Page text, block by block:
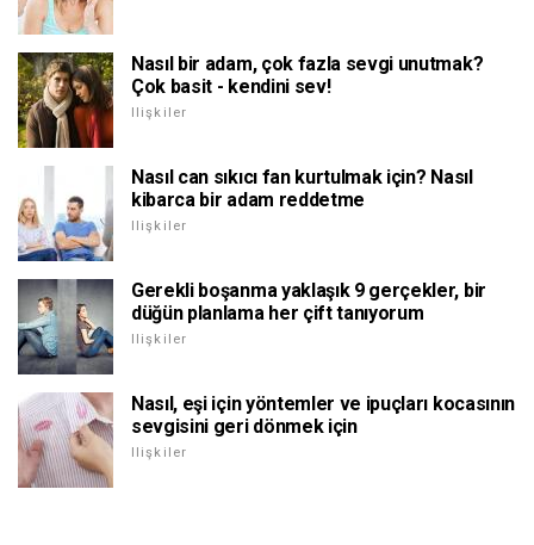
Nasıl bir adam, çok fazla sevgi unutmak?
Çok basit - kendini sev!
Ilişkiler
Nasıl can sıkıcı fan kurtulmak için? Nasıl
kibarca bir adam reddetme
Ilişkiler
Gerekli boşanma yaklaşık 9 gerçekler, bir
düğün planlama her çift tanıyorum
Ilişkiler
Nasıl, eşi için yöntemler ve ipuçları kocasının
sevgisini geri dönmek için
Ilişkiler